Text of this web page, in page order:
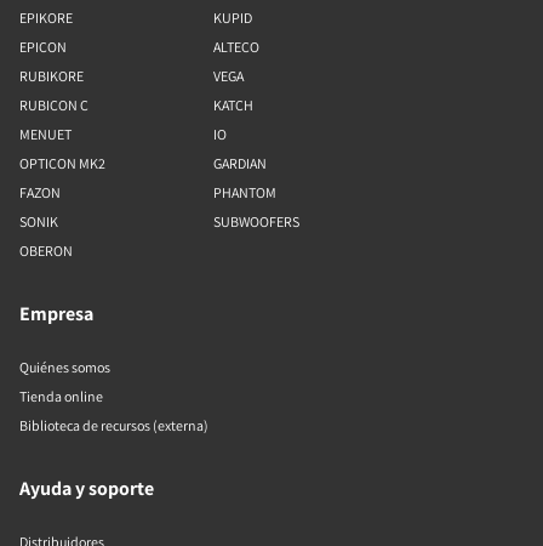
EPIKORE
EPICON
RUBIKORE
RUBICON C
MENUET
OPTICON MK2
FAZON
SONIK
OBERON
KUPID
ALTECO
VEGA
KATCH
IO
GARDIAN
PHANTOM
SUBWOOFERS
Empresa
Quiénes somos
Tienda online
Biblioteca de recursos (externa)
Ayuda y soporte
Distribuidores